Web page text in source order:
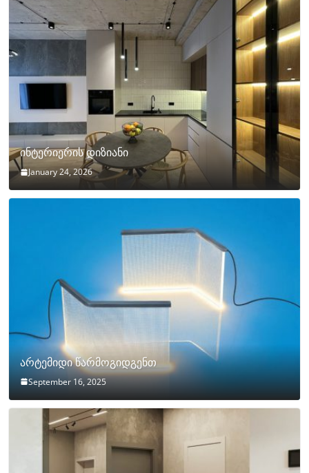
ინტერიერის დიზიანი
January 24, 2026
არტემიდი წარმოგიდგენთ
September 16, 2025